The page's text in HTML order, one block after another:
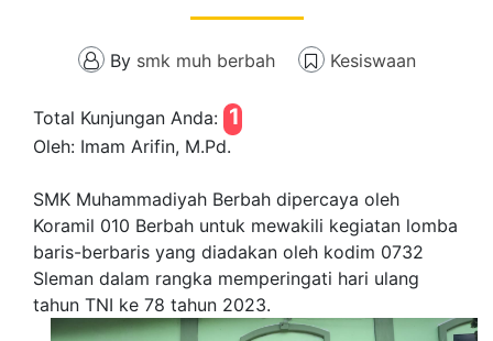
By smk muh berbah Kesiswaan
Total Kunjungan Anda: 1
Oleh: Imam Arifin, M.Pd.
SMK Muhammadiyah Berbah dipercaya oleh
Koramil 010 Berbah untuk mewakili kegiatan lomba
baris-berbaris yang diadakan oleh kodim 0732
Sleman dalam rangka memperingati hari ulang
tahun TNI ke 78 tahun 2023.